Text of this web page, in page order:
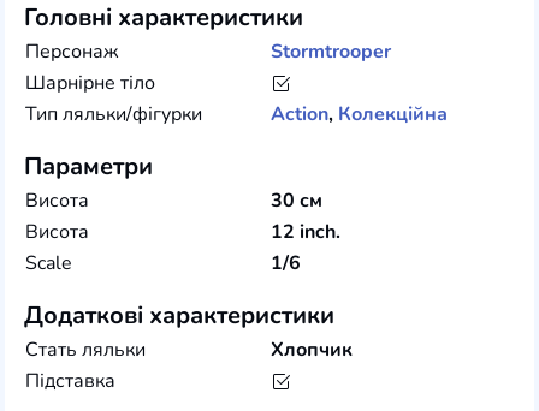
Головні характеристики
Персонаж
Stormtrooper
Шарнірне тіло
Тип ляльки/фігурки
Action, Колекційна
Параметри
Висота
30 см
Висота
12 inch.
Scale
1/6
Додаткові характеристики
Стать ляльки
Хлопчик
Підставка